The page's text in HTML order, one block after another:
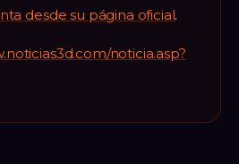
desde su página oficial.
noticia.asp?